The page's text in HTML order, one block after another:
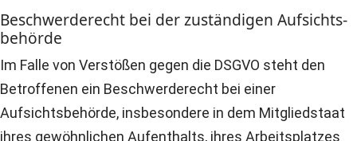
Beschwerde­recht bei der zuständigen Aufsichts­
behörde
Im Falle von Verstößen gegen die DSGVO steht den
Betroffenen ein Beschwerderecht bei einer
Aufsichtsbehörde, insbesondere in dem Mitgliedstaat
ihres gewöhnlichen Aufenthalts, ihres Arbeitsplatzes